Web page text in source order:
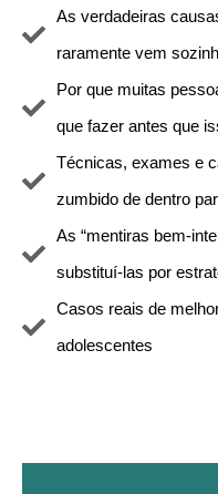
As verdadeiras
raramente vem
Por que muitas
que fazer antes que
Técnicas, exames e
zumbido de dentro
As “mentiras bem-
substituí-las por
Casos reais de
adolescentes